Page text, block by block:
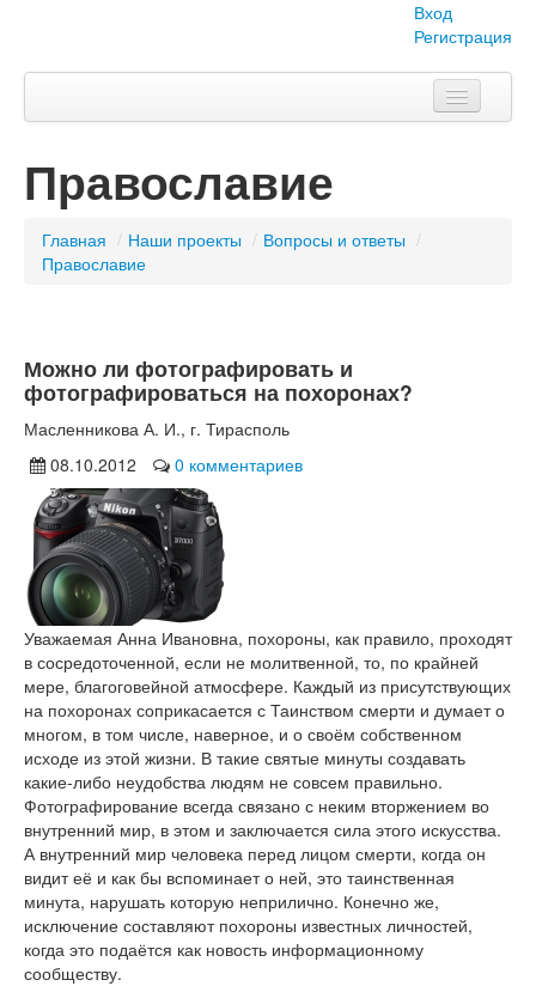
Вход
Регистрация
Тема номера
Объявления
Вопросы-ответы
О нас
Православие
Главная / Наши проекты / Вопросы и ответы /
Православие
Можно ли фотографировать и
фотографироваться на похоронах?
Масленникова А. И., г. Тирасполь
08.10.2012
0 комментариев
Уважаемая Анна Ивановна, похороны, как правило, проходят
в сосредоточенной, если не молитвенной, то, по крайней
мере, благоговейной атмосфере. Каждый из присутствующих
на похоронах соприкасается с Таинством смерти и думает о
многом, в том числе, наверное, и о своём собственном
исходе из этой жизни. В такие святые минуты создавать
какие-либо неудобства людям не совсем правильно.
Фотографирование всегда связано с неким вторжением во
внутренний мир, в этом и заключается сила этого искусства.
А внутренний мир человека перед лицом смерти, когда он
видит её и как бы вспоминает о ней, это таинственная
минута, нарушать которую неприлично. Конечно же,
исключение составляют похороны известных личностей,
когда это подаётся как новость информационному
сообществу.